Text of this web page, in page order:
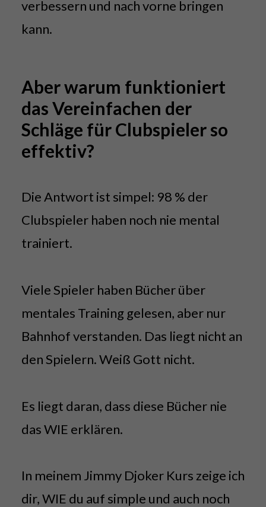
verbessern und nach vorne bringen
kann.
Aber warum funktioniert
das Vereinfachen der
Schläge für Clubspieler so
effektiv?
Die Antwort ist simpel: 98 % der
Clubspieler haben noch nie mental
trainiert.
Viele Spieler haben Bücher über
mentales Training gelesen, aber nur
Bahnhof verstanden. Das liegt nicht an
den Spielern. Weiß Gott nicht.
Es liegt daran, dass diese Bücher nie
das WIE erklären.
In meinem Jimmy Djoker Kurs zeige ich
dir, WIE du auf simple und auch noch